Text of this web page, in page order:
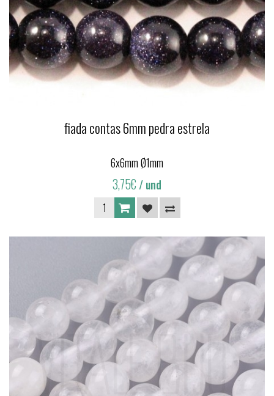
fiada contas 6mm pedra estrela
6x6mm Ø1mm
3,75€/ und